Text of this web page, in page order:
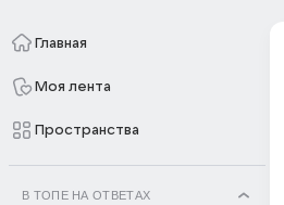
Главная
Моя лента
Пространства
В ТОПЕ НА ОТВЕТАХ